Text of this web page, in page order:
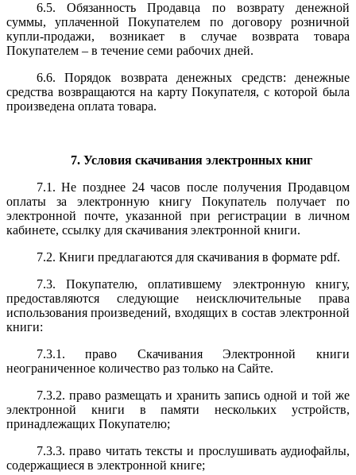
6.5. Обязанность Продавца по возврату денежной
суммы, уплаченной Покупателем по договору розничной
купли-продажи, возникает в случае возврата товара
Покупателем – в течение семи рабочих дней.
6.6. Порядок возврата денежных средств: денежные
средства возвращаются на карту Покупателя, с которой была
произведена оплата товара.
7. Условия скачивания электронных книг
7.1. Не позднее 24 часов после получения Продавцом
оплаты за электронную книгу Покупатель получает по
электронной почте, указанной при регистрации в личном
кабинете, ссылку для скачивания электронной книги.
7.2. Книги предлагаются для скачивания в формате pdf.
7.3. Покупателю, оплатившему электронную книгу,
предоставляются следующие неисключительные права
использования произведений, входящих в состав электронной
книги:
7.3.1. право Скачивания Электронной книги
неограниченное количество раз только на Сайте.
7.3.2. право размещать и хранить запись одной и той же
электронной книги в памяти нескольких устройств,
принадлежащих Покупателю;
7.3.3. право читать тексты и прослушивать аудиофайлы,
содержащиеся в электронной книге;